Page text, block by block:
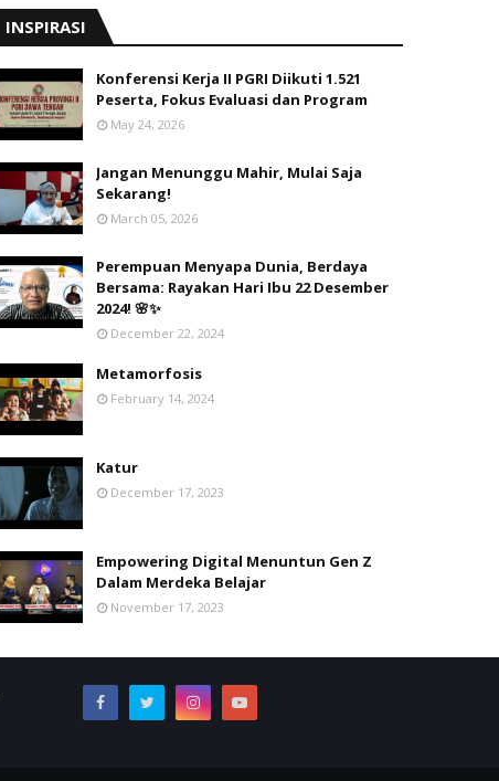
INSPIRASI
Konferensi Kerja II PGRI Diikuti 1.521
Peserta, Fokus Evaluasi dan Program
May 24, 2026
Jangan Menunggu Mahir, Mulai Saja
Sekarang!
March 05, 2026
Perempuan Menyapa Dunia, Berdaya
Bersama: Rayakan Hari Ibu 22 Desember
2024! 🌸✨
December 22, 2024
Metamorfosis
February 14, 2024
Katur
December 17, 2023
Empowering Digital Menuntun Gen Z
Dalam Merdeka Belajar
November 17, 2023